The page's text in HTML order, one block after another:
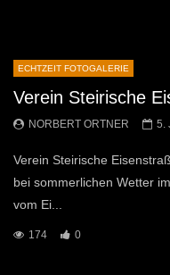
ECHTZEIT FOTOGALERIE
Verein Steirische
NORBERT ORTNER 5.
Verein Steirische
bei sommerlichen Wetter
vom Ei...
174 0